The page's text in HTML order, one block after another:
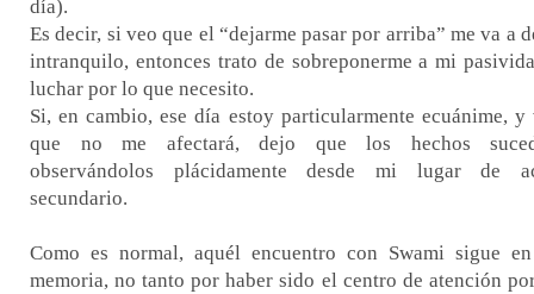
día).
Es decir, si veo que el “dejarme pasar por arriba” me va a
intranquilo, entonces trato de sobreponerme a mi
luchar por lo que necesito.
Si, en cambio, ese día estoy particularmente ecuánime, y
que no me afectará, dejo que los hechos
observándolos plácidamente desde mi lugar de
secundario.
Como es normal, aquél encuentro con Swami sigue
memoria, no tanto por haber sido el centro de atención